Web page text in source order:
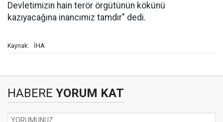
Devletimizin hain terör örgütünün kökünü
kazıyacağına inancımız tamdır" dedi.
Kaynak: İHA
HABERE YORUM KAT